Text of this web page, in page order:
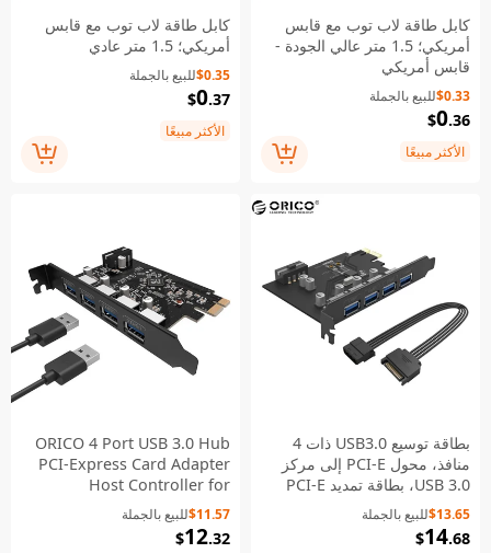
كابل طاقة لاب توب مع قابس
أمريكي؛ 1.5 متر عالي الجودة -
قابس أمريكي
$0.33للبيع بالجملة
$0.36
الأكثر مبيعًا
كابل طاقة لاب توب مع قابس
أمريكي؛ 1.5 متر عادي
$0.35للبيع بالجملة
$0.37
الأكثر مبيعًا
بطاقة توسيع USB3.0 ذات 4
منافذ، محول PCI-E إلى مركز
USB 3.0، بطاقة تمديد PCI-E
(PME-4U)
$13.65للبيع بالجملة
$14.68
ORICO 4 Port USB 3.0 Hub
PCI-Express Card Adapter
Host Controller for
Windows XP Vista PC
Laptop (PVU3-4P)
$11.57للبيع بالجملة
$12.32